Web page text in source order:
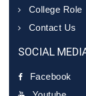
College Role
Contact Us
SOCIAL
Facebook